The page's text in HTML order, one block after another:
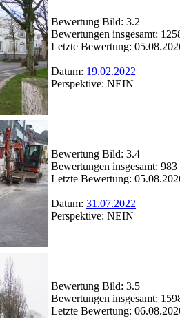
Bewertung Bild: 3.2
Bewertungen insgesamt:
Letzte Bewertung:
Datum: 19.02.2022
Perspektive: NEIN
Bewertung Bild: 3.4
Bewertungen insgesamt: 983
Letzte Bewertung:
Datum: 31.07.2022
Perspektive: NEIN
Bewertung Bild: 3.5
Bewertungen insgesamt:
Letzte Bewertung: